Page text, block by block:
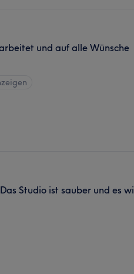
und auf alle Wünsche
Studio ist sauber und es